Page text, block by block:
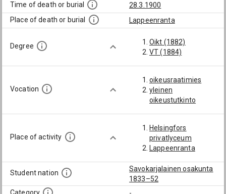
Time of death or burial
28.3.1900
Place of death or burial
Lappeenranta
Degree
Oikt (1882)
VT (1884)
Vocation
oikeusraatimies
yleinen
oikeustutkinto
Place of activity
Helsingfors
privatlyceum
Lappeenranta
Student nation
Savokarjalainen osakunta
1833–52